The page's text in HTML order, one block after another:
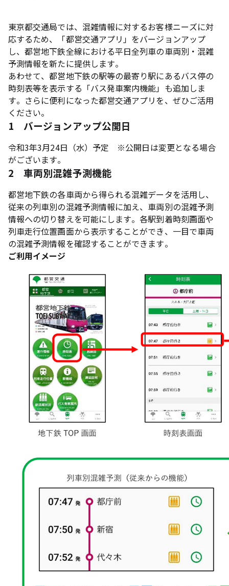
東京都交通局では、混雑情報に対するお客様ニーズに対
応するため、「都営交通アプリ」をバージョンアップ
し、都営地下鉄全線における平日全列車の車両別・混雑
予測情報を新たに提供します。
あわせて、都営地下鉄の駅等の最寄り駅にあるバス停の
時刻表等を表示する「バス発車案内機能」も追加しま
す。さらに便利になった都営交通アプリを、ぜひご活用
ください。
1 バージョンアップ公開日
令和3年3月24日（水）予定 ※公開日は変更となる場合
がございます。
2 車両別混雑予測機能
都営地下鉄の各車両から得られる混雑データを活用し、
従来の列車別の混雑予測情報に加え、車両別の混雑予測
情報への切り替えを可能にします。各駅到着時刻画面や
列車走行位置画面から表示することができ、一目で車両
の混雑予測情報を確認することができます。
ご利用イメージ